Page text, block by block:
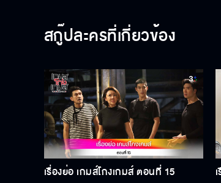
สกู๊ปละครที่เกี่ยวข้อง
เรื่องย่อ เกมส์โกงเกมส์ ตอนที่ 15